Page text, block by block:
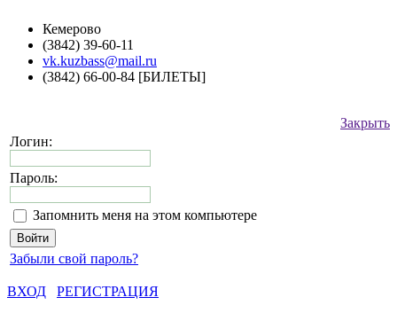
Кемерово
(3842) 39-60-11
vk.kuzbass@mail.ru
(3842) 66-00-84 [БИЛЕТЫ]
Закрыть
Логин:
Пароль:
Запомнить меня на этом компьютере
Забыли свой пароль?
ВХОД
РЕГИСТРАЦИЯ